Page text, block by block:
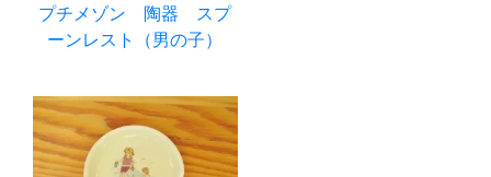
プチメゾン 陶器 スプ
ーンレスト（男の子）